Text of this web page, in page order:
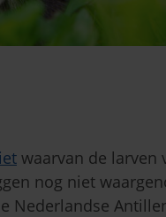
waarvan de larven
nog niet
Nederlandse